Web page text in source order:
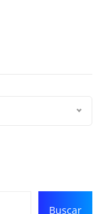
Buscar